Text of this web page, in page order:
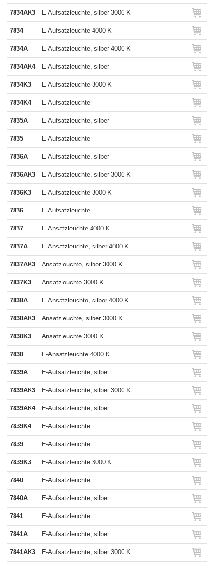
7834AK3 E-Aufsatzleuchte, silber 3000 K
7834 E-Aufsatzleuchte 4000 K
7834A E-Aufsatzleuchte, silber 4000 K
7834AK4 E-Aufsatzleuchte, silber
7834K3 E-Aufsatzleuchte 3000 K
7834K4 E-Aufsatzleuchte
7835A E-Aufsatzleuchte, silber
7835 E-Aufsatzleuchte
7836A E-Aufsatzleuchte, silber
7836AK3 E-Aufsatzleuchte, silber 3000 K
7836K3 E-Aufsatzleuchte 3000 K
7836 E-Aufsatzleuchte
7837 E-Ansatzleuchte 4000 K
7837A E-Ansatzleuchte, silber 4000 K
7837AK3 Ansatzleuchte, silber 3000 K
7837K3 Ansatzleuchte 3000 K
7838A E-Ansatzleuchte, silber 4000 K
7838AK3 Ansatzleuchte, silber 3000 K
7838K3 Ansatzleuchte 3000 K
7838 E-Ansatzleuchte 4000 K
7839A E-Aufsatzleuchte, silber
7839AK3 E-Aufsatzleuchte, silber 3000 K
7839AK4 E-Aufsatzleuchte, silber
7839K4 E-Aufsatzleuchte
7839 E-Aufsatzleuchte
7839K3 E-Aufsatzleuchte 3000 K
7840 E-Aufsatzleuchte
7840A E-Aufsatzleuchte, silber
7841 E-Aufsatzleuchte
7841A E-Aufsatzleuchte, silber
7841AK3 E-Aufsatzleuchte, silber 3000 K